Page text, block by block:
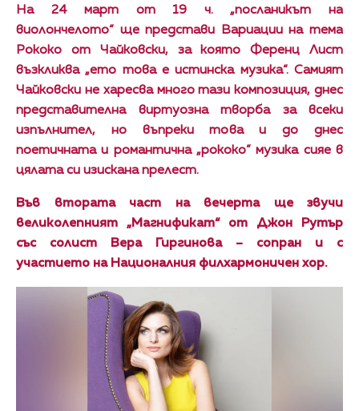
На 24 март от 19 ч. „посланикът на
виолончелото“ ще представи Вариации на тема
Рококо от Чайковски, за която Ференц Лист
възкликва „ето това е истинска музика“. Самият
Чайковски не харесва много тази композиция, днес
представителна виртуозна творба за всеки
изпълнител, но въпреки това и до днес
поетичната и романтична „рококо” музика сияе в
цялата си изискана прелест.
Във втората част на вечерта ще звучи
великолепният „Магнификат“ от Джон Рутър
със солист Вера Гиргинова – сопран и с
участието на Националния филхармоничен хор.